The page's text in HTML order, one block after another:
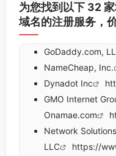
为您找到以下 32
域名的注册服务，
GoDaddy.com,
NameCheap, Inc.
Dynadot Inc
GMO Internet
Onamae.com
Network
LLC
https://